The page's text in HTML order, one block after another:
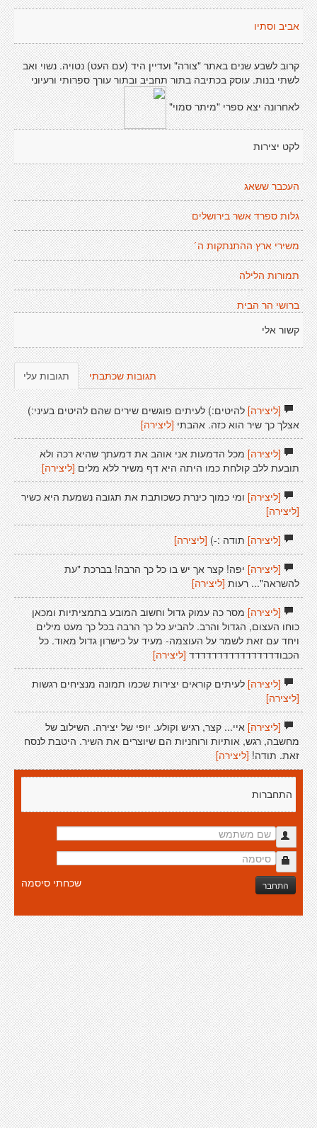
אביב וסתיו
קרוב לשבע שנים באתר "צורה" ועדיין היד (עם העט) נטויה. נשוי ואב
לשתי בנות. עוסק בכתיבה בתור תחביב ובתור עורך ספרותי ורעיוני
לאחרונה יצא ספרי "מיתר סמוי"
לקט יצירות
העכבר ששאג
גלות ספרד אשר בירושלים
משירי ארץ ההתנתקות ה´
תמורות הלילה
ברושי הר הבית
קשור אלי
תגובות עלי תגובות שכתבתי
[ליצירה]להיטים:) לעיתים פוגשים שירים שהם להיטים בעיני:)
אצלך כך שיר הוא כזה. אהבתי [ליצירה]
[ליצירה]מכל הדמעות אני אוהב את דמעתך שהיא רכה ולא
תובעת ללב קולחת כמו היתה היא דף משיר ללא מלים [ליצירה]
[ליצירה]ומי כמוך כינרת כשכותבת את תגובה נשמעת היא כשיר
[ליצירה]
[ליצירה]תודה :-) [ליצירה]
[ליצירה]יפה! קצר אך יש בו כל כך הרבה! בברכת "עת
להשראה"... רעות [ליצירה]
[ליצירה]מסר כה עמוק גדול וחשוב המובע בתמציתיות ומכאן
כוחו העצום, הגדול והרב. להביע כל כך הרבה בכל כך מעט מילים
ויחד עם זאת לשמר על העוצמה- מעיד על כישרון גדול מאוד. כל
הכבודדדדדדדדדדדדדדדד [ליצירה]
[ליצירה]לעיתים קוראים יצירות שכמו תמונה מנציחים רגשות
[ליצירה]
[ליצירה]איי... קצר, רגיש וקולע. יופי של יצירה. השילוב של
מחשבה, רגש, אותיות ורוחניות הם שיוצרים את השיר. היטבת לנסח
זאת. תודה! [ליצירה]
התחברות
התחבר שכחתי סיסמה